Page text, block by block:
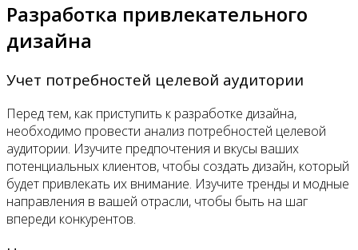
Разработка привлекательного
дизайна
Учет потребностей целевой аудитории
Перед тем, как приступить к разработке дизайна,
необходимо провести анализ потребностей целевой
аудитории. Изучите предпочтения и вкусы ваших
потенциальных клиентов, чтобы создать дизайн, который
будет привлекать их внимание. Изучите тренды и модные
направления в вашей отрасли, чтобы быть на шаг
впереди конкурентов.